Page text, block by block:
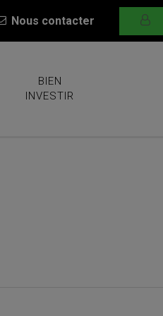
Nous contacter
BIEN
INVESTIR